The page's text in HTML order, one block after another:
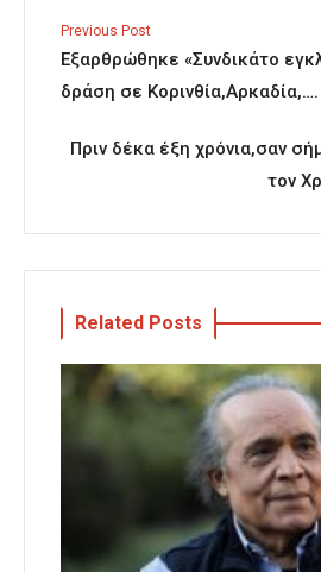
Previous Post
Εξαρθρώθηκε «Συνδικάτο
δράση σε Κορινθία,Αρκαδία,….
Πριν δέκα έξη χρόνια,σαν
τον
Related Posts